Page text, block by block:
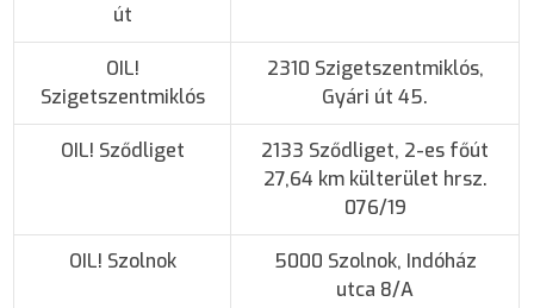
út
OIL!
Szigetszentmiklós
2310 Szigetszentmiklós,
Gyári út 45.
OIL! Sződliget
2133 Sződliget, 2-es főút
27,64 km külterület hrsz.
076/19
OIL! Szolnok
5000 Szolnok, Indóház
utca 8/A